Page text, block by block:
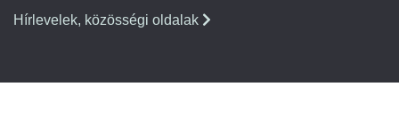
Hírlevelek, közösségi oldalak